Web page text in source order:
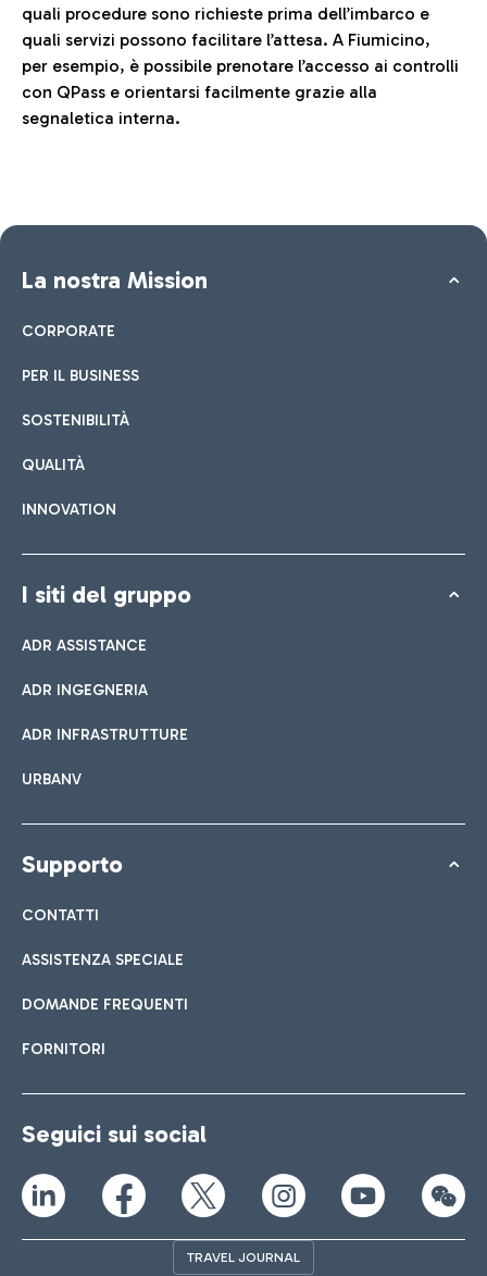
quali procedure sono richieste prima dell’imbarco e
quali servizi possono facilitare l’attesa. A Fiumicino,
per esempio, è possibile prenotare l’accesso ai controlli
con QPass e orientarsi facilmente grazie alla
segnaletica interna.
La nostra Mission
CORPORATE
PER IL BUSINESS
SOSTENIBILITÀ
QUALITÀ
INNOVATION
I siti del gruppo
ADR ASSISTANCE
ADR INGEGNERIA
ADR INFRASTRUTTURE
URBANV
Supporto
CONTATTI
ASSISTENZA SPECIALE
DOMANDE FREQUENTI
FORNITORI
Seguici sui social
TRAVEL JOURNAL